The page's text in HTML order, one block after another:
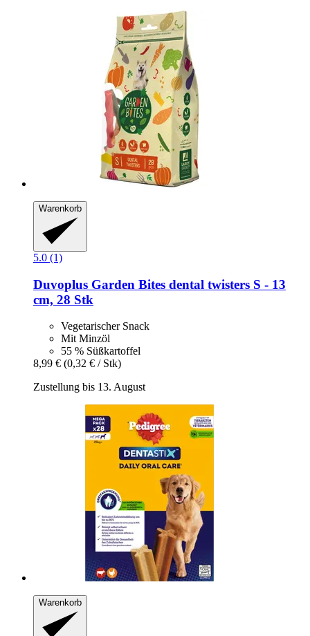
Warenkorb
5.0 (1)
Duvoplus Garden Bites dental twisters S -​ 13
cm, 28 Stk
Vegetarischer Snack
Mit Minzöl
55 % Süßkartoffel
8,99 € (0,32 € / Stk)
Zustellung bis 13. August
Warenkorb